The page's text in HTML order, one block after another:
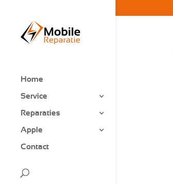
Home
Service
Reparaties
Apple
Contact